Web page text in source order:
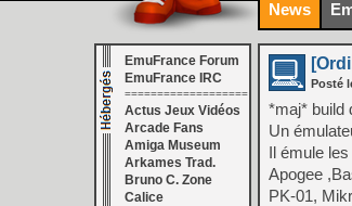
News
EmuFrance Forum
EmuFrance IRC
===================
Actus Jeux Vidéos
Arcade Fans
Amiga Museum
Arkames Trad.
Bruno C. Zone
Calice
Posté
*maj* build
Un
Il émule
Apogee
PK-01,